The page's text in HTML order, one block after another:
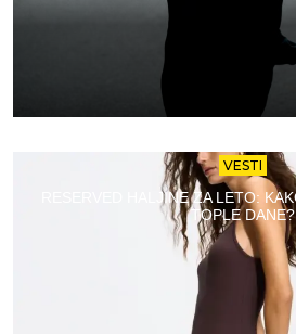
VESTI
RESERVED HALJINE ZA LETO:
TOPLE DANE?